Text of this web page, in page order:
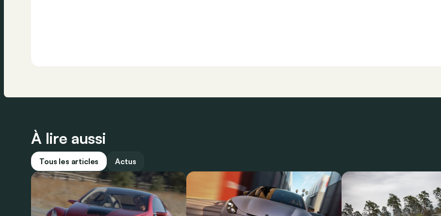
À lire aussi
Tous les articles Actus